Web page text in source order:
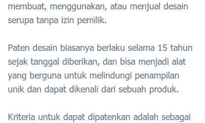
membuat, menggunakan, atau menjual desain
serupa tanpa izin pemilik.
Paten desain biasanya berlaku selama 15 tahun
sejak tanggal diberikan, dan bisa menjadi alat
yang berguna untuk melindungi penampilan
unik dan dapat dikenali dari sebuah produk.
Kriteria untuk dapat dipatenkan adalah sebagai